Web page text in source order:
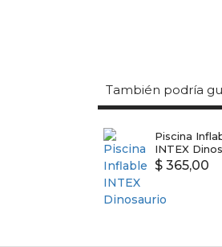
También podría
Piscina
INTEX
$ 365,00